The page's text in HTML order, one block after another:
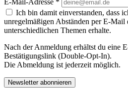
E-Mail-Adresse *
Ich bin damit einverstanden, dass
unregelmäßigen Abständen per E-Mail
unterschiedlichen Themen erhalte.
Nach der Anmeldung erhältst du eine
Bestätigungslink (Double-Opt-In).
Die Abmeldung ist jederzeit möglich.
Newsletter abonnieren